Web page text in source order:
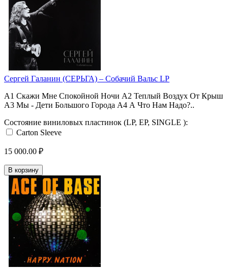
Сергей Галанин (СЕРЬГА) ‎– Собачий Вальс LP
A1 Скажи Мне Спокойной Ночи A2 Теплый Воздух От Крыш
A3 Мы - Дети Большого Города A4 А Что Нам Надо?..
Состояние виниловых пластинок (LP, EP, SINGLE ):
Carton Sleeve
15 000.00 ₽
В корзину